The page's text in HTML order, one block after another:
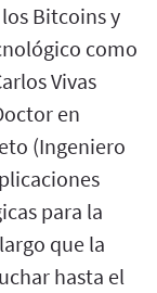
Bitcoins y
como
Vivas
en
(Ingeniero
para la
que la
hasta el